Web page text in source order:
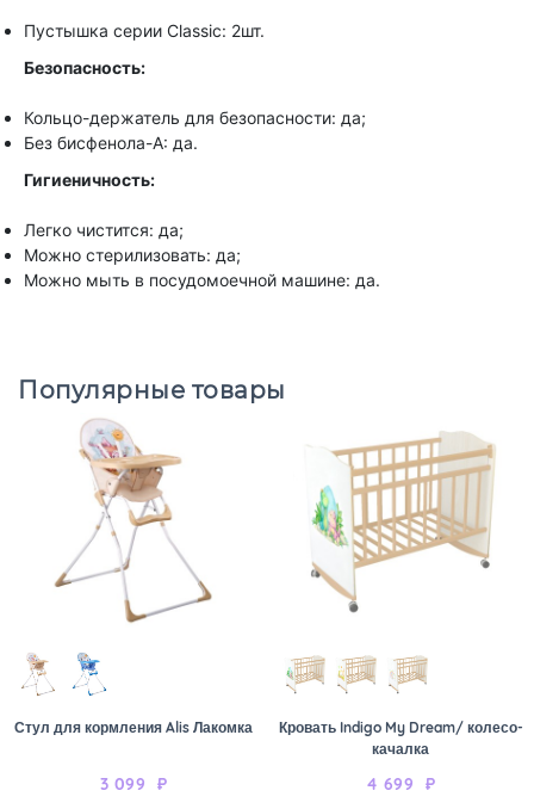
Пустышка серии Classic: 2шт.
Безопасность:
Кольцо-держатель для безопасности: да;
Без бисфенола-А: да.
Гигиеничность:
Легко чистится: да;
Можно стерилизовать: да;
Можно мыть в посудомоечной машине: да.
Популярные товары
Стул для кормления Alis Лакомка
3 099 ₽
Кровать Indigo My Dream/ колесо-
качалка
4 699 ₽